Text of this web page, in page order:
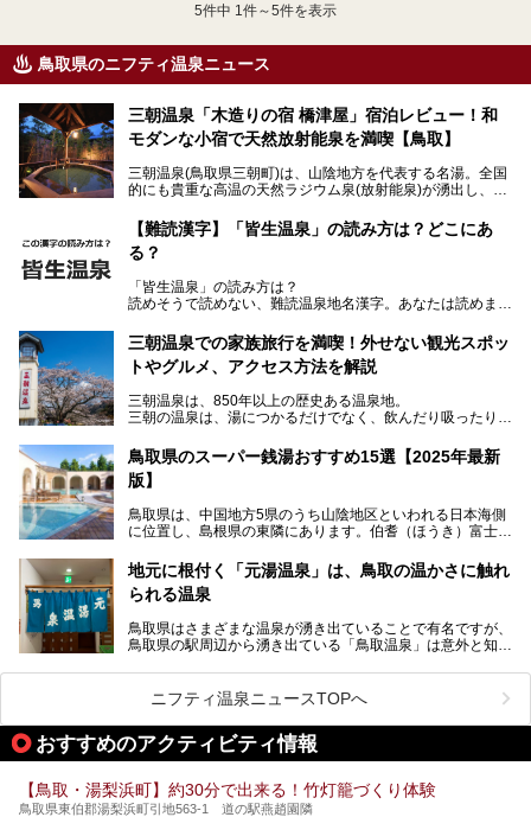
5件中 1件～5件を表示
鳥取県のニフティ温泉ニュース
三朝温泉「木造りの宿 橋津屋」宿泊レビュー！和
モダンな小宿で天然放射能泉を満喫【鳥取】
三朝温泉(鳥取県三朝町)は、山陰地方を代表する名湯。全国
的にも貴重な高温の天然ラジウム泉(放射能泉)が湧出し、古
「木造りの宿 橋津屋」は、三朝温泉街中心部にある創業約3
00年の老舗旅館。客室は全12室と少なめですが、木の温も
りを大切にした瀟洒な雰囲気が特徴。口コミの評価も高い和
今回、筆者自ら宿泊し、「木造りの宿 橋津屋」の魅力をご
【難読漢字】「皆生温泉」の読み方は？どこにあ
る？
「皆生温泉」の読み方は？
読めそうで読めない、難読温泉地名漢字。あなたは読めます
三朝温泉での家族旅行を満喫！外せない観光スポッ
トやグルメ、アクセス方法を解説
三朝温泉は、850年以上の歴史ある温泉地。
三朝の温泉は、湯につかるだけでなく、飲んだり吸ったりし
ことができます。
国の有形文化財に認定されている「旅館大橋」を筆頭に歴史
れている「三徳投入堂」などの観光スポットが充実。
さらに、B級グルメの「ラードン麺」など三朝ならではのグ
めるのが特徴です。
また、意外にアクセスが容易なのも魅力。都市圏から離れて
機関も充実しています。
三朝温泉の魅力を味わえる温泉旅館や観光スポット、グルメ
鳥取県のスーパー銭湯おすすめ15選【2025年最新
版】
鳥取県は、中国地方5県のうち山陰地区といわれる日本海側
に位置し、島根県の東隣にあります。伯耆（ほうき）富士と
鳥取市の鳥取砂丘など、地理的な見どころの多いエリアで
す。
皆生（かいけ）温泉、三朝（みささ）温泉といった古くから
ジウム泉が湧き、飲泉のできる施設も多くあります。そんな
鳥取県内でおすすめのスーパー銭湯＆日帰り温泉をピックア
地元に根付く「元湯温泉」は、鳥取の温かさに触れ
られる温泉
鳥取県はさまざまな温泉が湧き出ていることで有名ですが、
鳥取県の駅周辺から湧き出ている「鳥取温泉」は意外と知ら
観光客に限らず、地元の人々にも親しまれている「鳥取温
泉」を、大正14年からある歴史のある「元湯温泉」で堪能
してきました！
ニフティ温泉ニュースTOPへ
おすすめのアクティビティ情報
【鳥取・湯梨浜町】約30分で出来る！竹灯籠づくり体験
鳥取県東伯郡湯梨浜町引地563-1 道の駅燕趙園隣